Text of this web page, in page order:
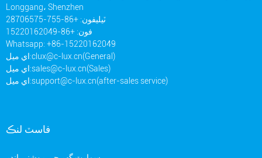
Longgang، Shenzhen
ٽيليفون: +86-755-28706575
فون: +86-15220162049
Whatsapp: +86-15220162049
اي ميل:clux@c-lux.cn(General)
اي ميل:sales@c-lux.cn(Sales)
اي ميل:support@c-lux.cn(after-sales service)
فاسٽ لنڪ